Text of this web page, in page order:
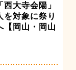
大寺会陽」
を対象に祭り
【岡山・岡山